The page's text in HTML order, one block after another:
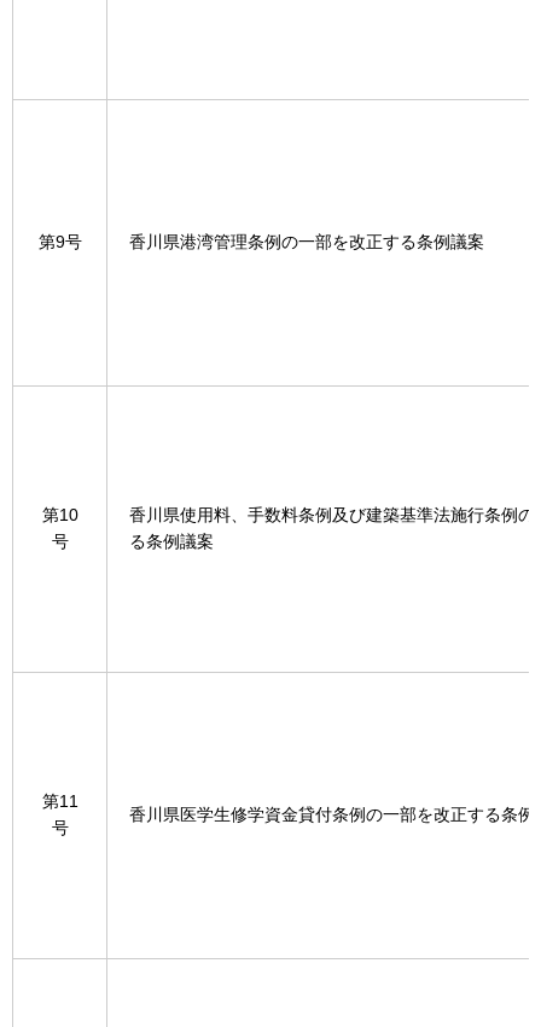
第9号 香川県港湾管理条例の一部を改正する条例議案
第10
号
香川県使用料、手数料条例及び建築基準法施行条例の
る条例議案
第11
号
香川県医学生修学資金貸付条例の一部を改正する条例